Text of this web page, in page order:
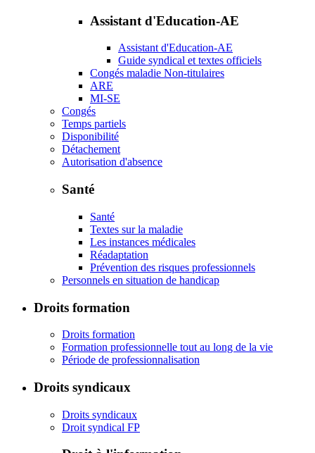
Assistant d'Education-AE
Assistant d'Education-AE
Guide syndical et textes officiels
Congés maladie Non-titulaires
ARE
MI-SE
Congés
Temps partiels
Disponibilité
Détachement
Autorisation d'absence
Santé
Santé
Textes sur la maladie
Les instances médicales
Réadaptation
Prévention des risques professionnels
Personnels en situation de handicap
Droits formation
Droits formation
Formation professionnelle tout au long de la vie
Période de professionnalisation
Droits syndicaux
Droits syndicaux
Droit syndical FP